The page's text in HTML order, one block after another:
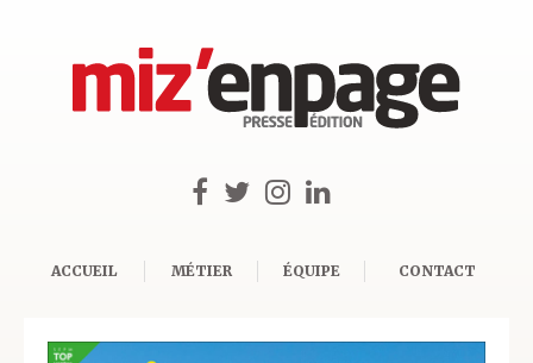
ACCUEIL MÉTIER ÉQUIPE CONTACT